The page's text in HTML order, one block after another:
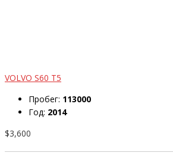
VOLVO S60 T5
Пробег: 113000
Год: 2014
$3,600